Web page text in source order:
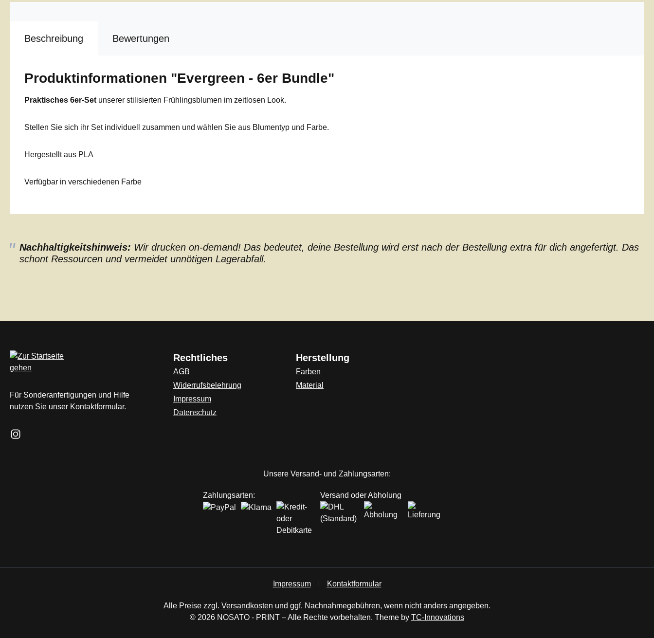
Beschreibung Bewertungen
Produktinformationen "Evergreen - 6er Bundle"
Praktisches 6er-Set unserer stilisierten Frühlingsblumen im zeitlosen Look.
Stellen Sie sich ihr Set individuell zusammen und wählen Sie aus Blumentyp und Farbe.
Hergestellt aus PLA
Verfügbar in verschiedenen Farbe
Nachhaltigkeitshinweis: Wir drucken on-demand! Das bedeutet, deine Bestellung wird erst nach der Bestellung extra für dich angefertigt. Das
schont Ressourcen und vermeidet unnötigen Lagerabfall.
Für Sonderanfertigungen und Hilfe
nutzen Sie unser Kontaktformular.
Schau auf Instagram vorbei – öffnet in neuem Tab (externer Link)
Rechtliches
AGB
Widerrufsbelehrung
Impressum
Datenschutz
Herstellung
Farben
Material
Unsere Versand- und Zahlungsarten:
Zahlungsarten: Versand oder Abholung
Impressum Kontaktformular
Alle Preise zzgl. Versandkosten und ggf. Nachnahmegebühren, wenn nicht anders angegeben.
© 2026 NOSATO - PRINT – Alle Rechte vorbehalten. Theme by TC-Innovations